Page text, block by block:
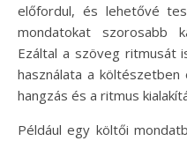
előfordul, és lehetővé
mondatokat szorosabb
Ezáltal a szöveg ritmusát
használata a
hangzás és a ritmus
Például egy költői